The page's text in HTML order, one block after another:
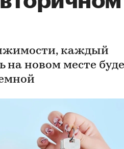
каждый
на новом месте